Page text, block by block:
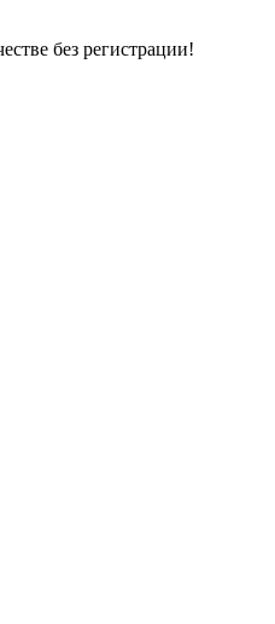
без регистрации!